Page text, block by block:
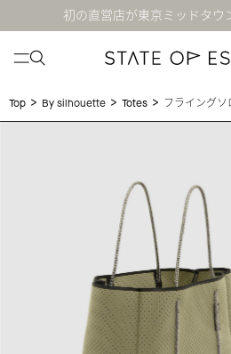
初の直営店が東京ミッドタウ
Top > By silhouette > Totes > フライング